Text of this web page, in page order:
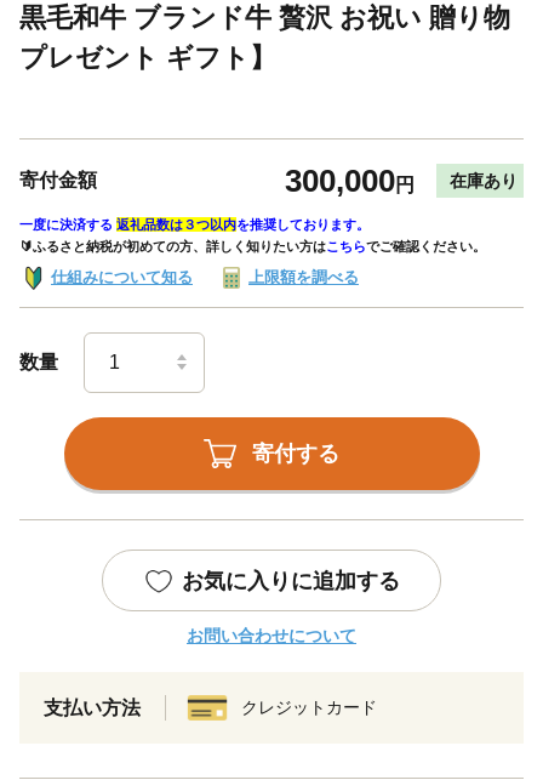
黒毛和牛 ブランド牛 贅沢 お祝い 贈り物
プレゼント ギフト】
寄付金額 300,000円 在庫あり
一度に決済する 返礼品数は３つ以内を推奨しております。
🔰ふるさと納税が初めての方、詳しく知りたい方はこちらでご確認ください。
仕組みについて知る 上限額を調べる
数量
寄付する
お気に入りに追加する
お問い合わせについて
支払い方法 クレジットカード